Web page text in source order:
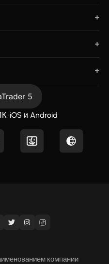
5
iOS и Android
компании